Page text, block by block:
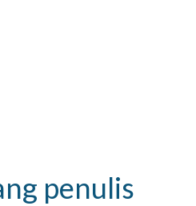
penulis